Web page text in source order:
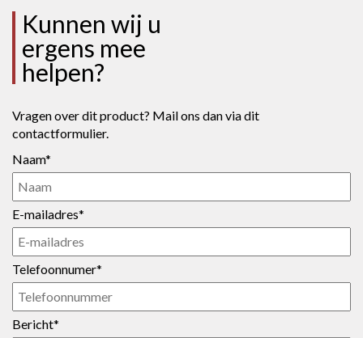
Kunnen wij u
ergens mee
helpen?
Vragen over dit product? Mail ons dan via dit
contactformulier.
Naam*
E-mailadres*
Telefoonnumer*
Bericht*